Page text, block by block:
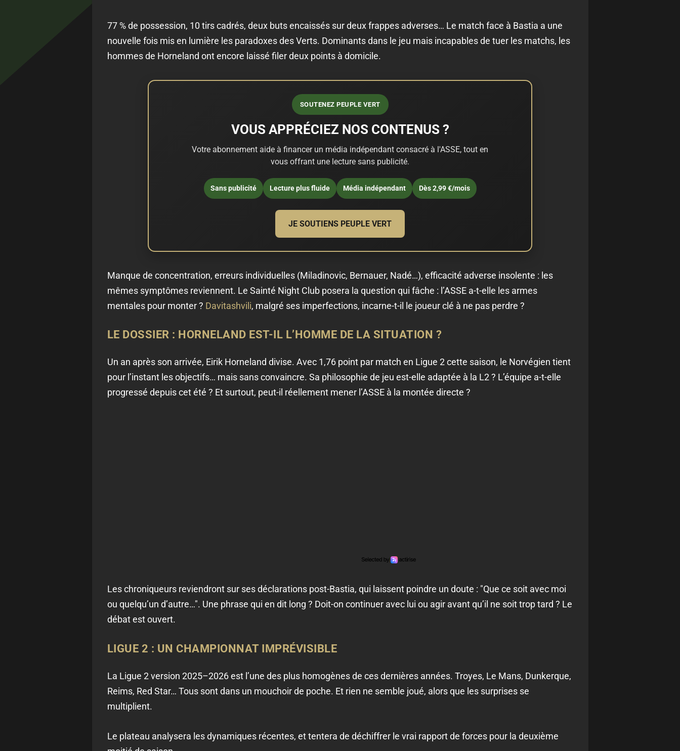
77 % de possession, 10 tirs cadrés, deux buts encaissés sur deux frappes adverses… Le match face à Bastia a une
nouvelle fois mis en lumière les paradoxes des Verts. Dominants dans le jeu mais incapables de tuer les matchs, les
hommes de Horneland ont encore laissé filer deux points à domicile.
SOUTENEZ PEUPLE VERT
VOUS APPRÉCIEZ NOS CONTENUS ?
Votre abonnement aide à financer un média indépendant consacré à l'ASSE, tout en
vous offrant une lecture sans publicité.
Sans publicité Lecture plus fluide Média indépendant Dès 2,99 €/mois
JE SOUTIENS PEUPLE VERT
Manque de concentration, erreurs individuelles (Miladinovic, Bernauer, Nadé…), efficacité adverse insolente : les
mêmes symptômes reviennent. Le Sainté Night Club posera la question qui fâche : l’ASSE a-t-elle les armes
mentales pour monter ? Davitashvili, malgré ses imperfections, incarne-t-il le joueur clé à ne pas perdre ?
LE DOSSIER : HORNELAND EST-IL L’HOMME DE LA SITUATION ?
Un an après son arrivée, Eirik Horneland divise. Avec 1,76 point par match en Ligue 2 cette saison, le Norvégien tient
pour l’instant les objectifs… mais sans convaincre. Sa philosophie de jeu est-elle adaptée à la L2 ? L’équipe a-t-elle
progressé depuis cet été ? Et surtout, peut-il réellement mener l’ASSE à la montée directe ?
Les chroniqueurs reviendront sur ses déclarations post-Bastia, qui laissent poindre un doute : "Que ce soit avec moi
ou quelqu’un d’autre…". Une phrase qui en dit long ? Doit-on continuer avec lui ou agir avant qu’il ne soit trop tard ? Le
débat est ouvert.
LIGUE 2 : UN CHAMPIONNAT IMPRÉVISIBLE
La Ligue 2 version 2025–2026 est l’une des plus homogènes de ces dernières années. Troyes, Le Mans, Dunkerque,
Reims, Red Star… Tous sont dans un mouchoir de poche. Et rien ne semble joué, alors que les surprises se
multiplient.
Le plateau analysera les dynamiques récentes, et tentera de déchiffrer le vrai rapport de forces pour la deuxième